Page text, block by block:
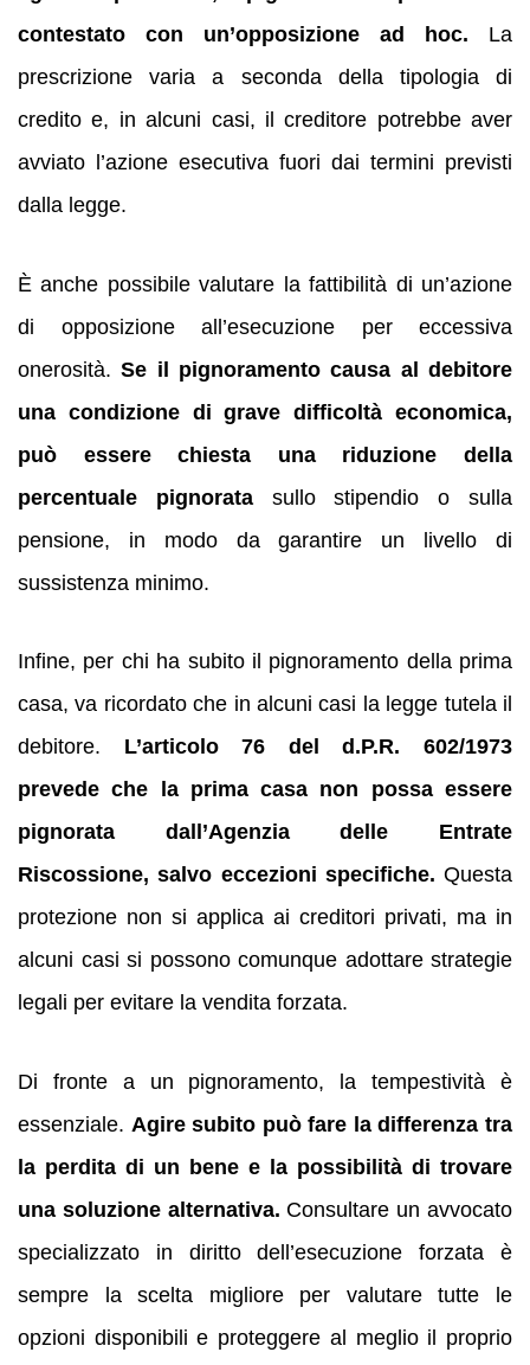
contestato con un’opposizione ad hoc. La
prescrizione varia a seconda della tipologia di
credito e, in alcuni casi, il creditore potrebbe aver
avviato l’azione esecutiva fuori dai termini previsti
dalla legge.
È anche possibile valutare la fattibilità di un’azione
di opposizione all’esecuzione per eccessiva
onerosità.Se il pignoramento causa al debitore
una condizione di grave difficoltà economica,
può essere chiesta una riduzione della
percentuale pignoratasullo stipendio o sulla
pensione, in modo da garantire un livello di
sussistenza minimo.
Infine, per chi ha subito il pignoramento della prima
casa, va ricordato che in alcuni casi la legge tutela il
debitore. L’articolo 76 del d.P.R. 602/1973
prevede che la prima casa non possa essere
pignorata dall’Agenzia delle Entrate
Riscossione, salvo eccezioni specifiche. Questa
protezione non si applica ai creditori privati, ma in
alcuni casi si possono comunque adottare strategie
legali per evitare la vendita forzata.
Di fronte a un pignoramento, la tempestività è
essenziale. Agire subito può fare la differenza tra
la perdita di un bene e la possibilità di trovare
una soluzione alternativa. Consultare un avvocato
specializzato in diritto dell’esecuzione forzata è
sempre la scelta migliore per valutare tutte le
opzioni disponibili e proteggere al meglio il proprio